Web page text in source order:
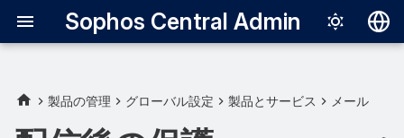
Sophos Central Admin
English
製品の管理 グローバル設定 製品とサービス メール